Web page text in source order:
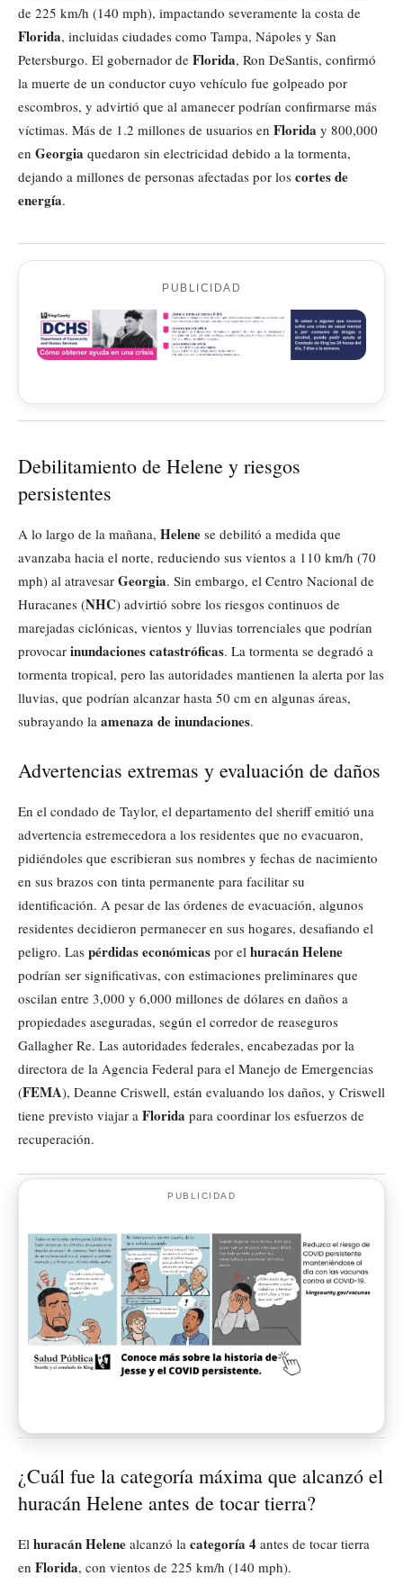
de 225 km/h (140 mph), impactando severamente la costa de
Florida, incluidas ciudades como Tampa, Nápoles y San
Petersburgo. El gobernador de Florida, Ron DeSantis, confirmó
la muerte de un conductor cuyo vehículo fue golpeado por
escombros, y advirtió que al amanecer podrían confirmarse más
víctimas. Más de 1.2 millones de usuarios en Florida y 800,000
en Georgia quedaron sin electricidad debido a la tormenta,
dejando a millones de personas afectadas por los cortes de
energía.
PUBLICIDAD
Debilitamiento de Helene y riesgos
persistentes
A lo largo de la mañana, Helene se debilitó a medida que
avanzaba hacia el norte, reduciendo sus vientos a 110 km/h (70
mph) al atravesar Georgia. Sin embargo, el Centro Nacional de
Huracanes (NHC) advirtió sobre los riesgos continuos de
marejadas ciclónicas, vientos y lluvias torrenciales que podrían
provocar inundaciones catastróficas. La tormenta se degradó a
tormenta tropical, pero las autoridades mantienen la alerta por las
lluvias, que podrían alcanzar hasta 50 cm en algunas áreas,
subrayando la amenaza de inundaciones.
Advertencias extremas y evaluación de daños
En el condado de Taylor, el departamento del sheriff emitió una
advertencia estremecedora a los residentes que no evacuaron,
pidiéndoles que escribieran sus nombres y fechas de nacimiento
en sus brazos con tinta permanente para facilitar su
identificación. A pesar de las órdenes de evacuación, algunos
residentes decidieron permanecer en sus hogares, desafiando el
peligro. Las pérdidas económicas por el huracán Helene
podrían ser significativas, con estimaciones preliminares que
oscilan entre 3,000 y 6,000 millones de dólares en daños a
propiedades aseguradas, según el corredor de reaseguros
Gallagher Re. Las autoridades federales, encabezadas por la
directora de la Agencia Federal para el Manejo de Emergencias
(FEMA), Deanne Criswell, están evaluando los daños, y Criswell
tiene previsto viajar a Florida para coordinar los esfuerzos de
recuperación.
PUBLICIDAD
¿Cuál fue la categoría máxima que alcanzó el
huracán Helene antes de tocar tierra?
El huracán Helene alcanzó la categoría 4 antes de tocar tierra
en Florida, con vientos de 225 km/h (140 mph).